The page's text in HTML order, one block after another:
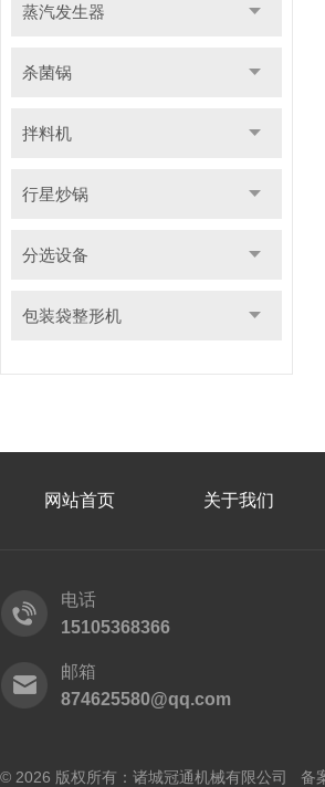
蒸汽发生器
杀菌锅
拌料机
行星炒锅
分选设备
包装袋整形机
网站首页 关于我们
电话
15105368366
邮箱
874625580@qq.com
© 2026 版权所有：诸城冠通机械有限公司 备